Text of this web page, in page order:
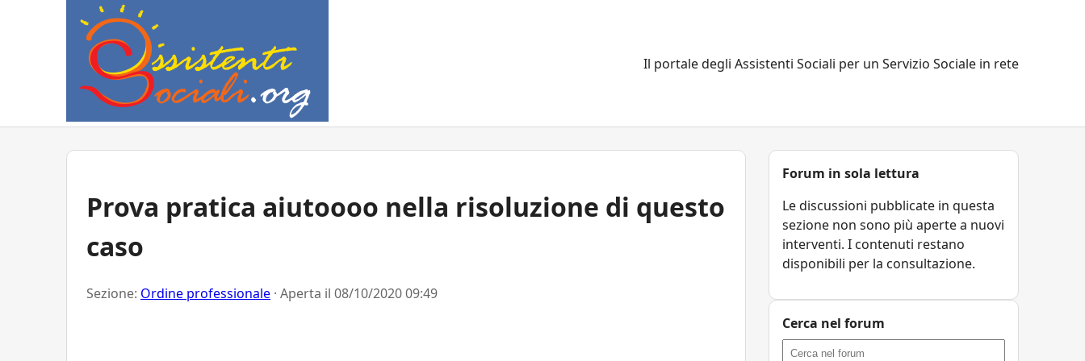
Il portale degli Assistenti Sociali per un Servizio Sociale in rete
Prova pratica aiutoooo nella risoluzione di questo
caso
Sezione: Ordine professionale · Aperta il 08/10/2020 09:49
Forum in sola lettura
Le discussioni pubblicate in questa
sezione non sono più aperte a nuovi
interventi. I contenuti restano
disponibili per la consultazione.
Cerca nel forum